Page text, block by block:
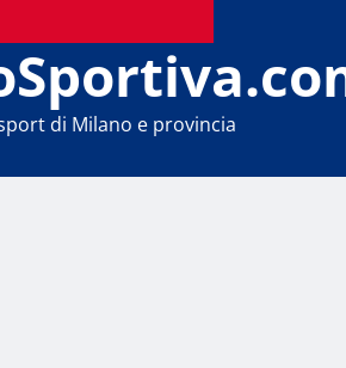
di Milano e provincia